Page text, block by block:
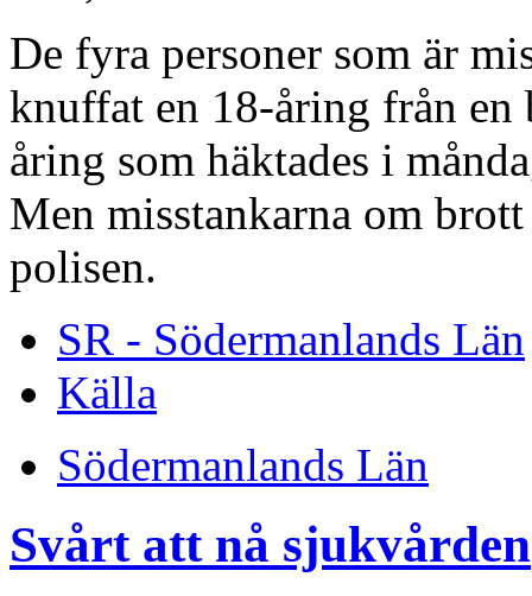
De fyra personer som är
knuffat en 18-åring från
åring som häktades i
Men misstankarna om
polisen.
SR - Södermanlands Län
Källa
Södermanlands Län
Svårt att nå sjukvården